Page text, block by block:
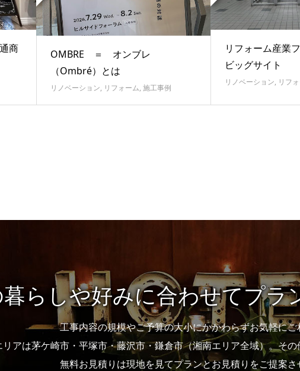
商
OMBRE ＝ オンブレ
（Ombré）とは
リノベーション, リフォーム, 施工事例
リフォーム産
ビッグサイト
リノベーション, リフ
らしや好みに合わせて プラ
工事内容の規模やご予算の大小にかかわらずお気軽に
リアは茅ケ崎市・平塚市・藤沢市・鎌倉市（湘南エリア全域）。そ
無料お見積りは現地を見てプランとお見積りをご提案さ